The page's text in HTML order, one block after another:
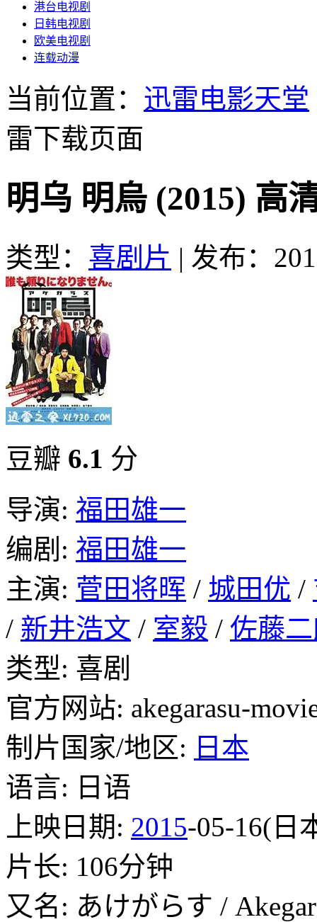
港台电视剧
日韩电视剧
欧美电视剧
连载动漫
当前位置： 迅雷电影天堂
雷下载页面
明乌 明烏 (2015) 高
类型： 喜剧片 | 发布：
豆瓣 6.1 分
导演: 福田雄一
编剧: 福田雄一
主演: 菅田将晖 / 城田优 /
/ 新井浩文 / 室毅 / 佐藤
类型: 喜剧
官方网站: akegarasu-
制片国家/地区: 日本
语言: 日语
上映日期: 2015-05-16(日
片长: 106分钟
又名: あけがらす /